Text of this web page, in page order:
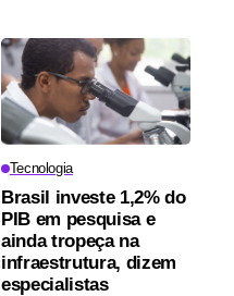
Tecnologia
Brasil investe 1,2% do
PIB em pesquisa e
ainda tropeça na
infraestrutura, dizem
especialistas